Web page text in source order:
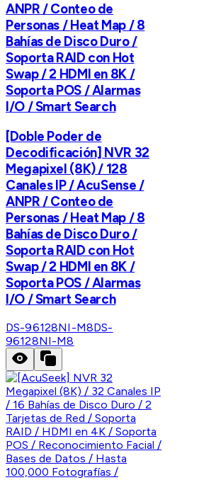
ANPR / Conteo de
Personas / Heat Map / 8
Bahías de Disco Duro /
Soporta RAID con Hot
Swap / 2 HDMI en 8K /
Soporta POS / Alarmas
I/O / Smart Search
[Doble Poder de
Decodificación] NVR 32
Megapixel (8K) / 128
Canales IP / AcuSense /
ANPR / Conteo de
Personas / Heat Map / 8
Bahías de Disco Duro /
Soporta RAID con Hot
Swap / 2 HDMI en 8K /
Soporta POS / Alarmas
I/O / Smart Search
DS-96128NI-M8DS-
96128NI-M8